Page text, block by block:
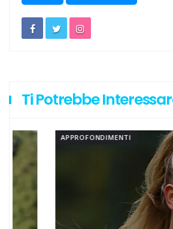
Ti Potrebbe
APPROFONDIMENTI